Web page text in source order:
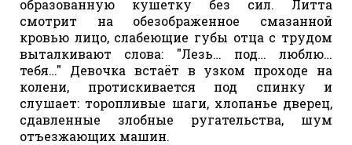
образованную кушетку без сил. Литта
смотрит на обезображенное смазанной
кровью лицо, слабеющие губы отца с трудом
выталкивают слова: "Лезь… под… люблю…
тебя…" Девочка встаёт в узком проходе на
колени, протискивается под спинку и
слушает: торопливые шаги, хлопанье дверец,
сдавленные злобные ругательства, шум
отъезжающих машин.